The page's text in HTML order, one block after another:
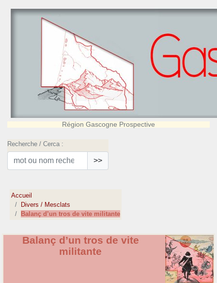
Région Gascogne Prospective
Recherche / Cerca :
>>
Accueil
Divers / Mesclats
Balanç d’un tros de vite militante
Balanç d’un tros de vite
militante